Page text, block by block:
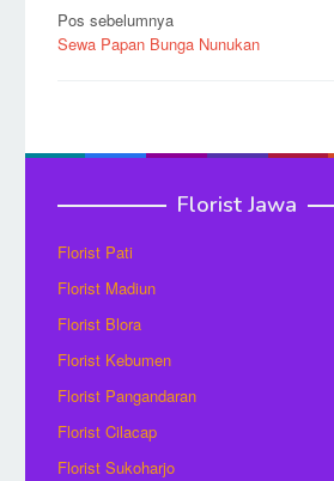
Navigasi
pos
Pos sebelumnya
Sewa Papan Bunga Nunukan
Florist Jawa
Florist Pati
Florist Madiun
Florist Blora
Florist Kebumen
Florist Pangandaran
Florist Cilacap
Florist Sukoharjo